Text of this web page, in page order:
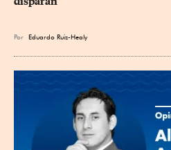
Por Eduardo Ruiz-Healy